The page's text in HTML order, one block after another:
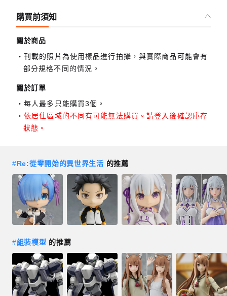
購買前須知
關於商品
刊載的照片為使用樣品進行拍攝，與實際商品可能會有
部分規格不同的情況。
關於訂單
每人最多只能購買3個。
依居住區域的不同有可能無法購買。請登入後確認庫存
狀態。
#Re:從零開始的異世界生活 的推薦
#組裝模型 的推薦